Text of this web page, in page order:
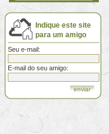
Indique este site
para um amigo
Seu e-mail:
E-mail do seu amigo: